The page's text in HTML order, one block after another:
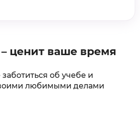
ценит ваше время
об учебе и
любимыми делами